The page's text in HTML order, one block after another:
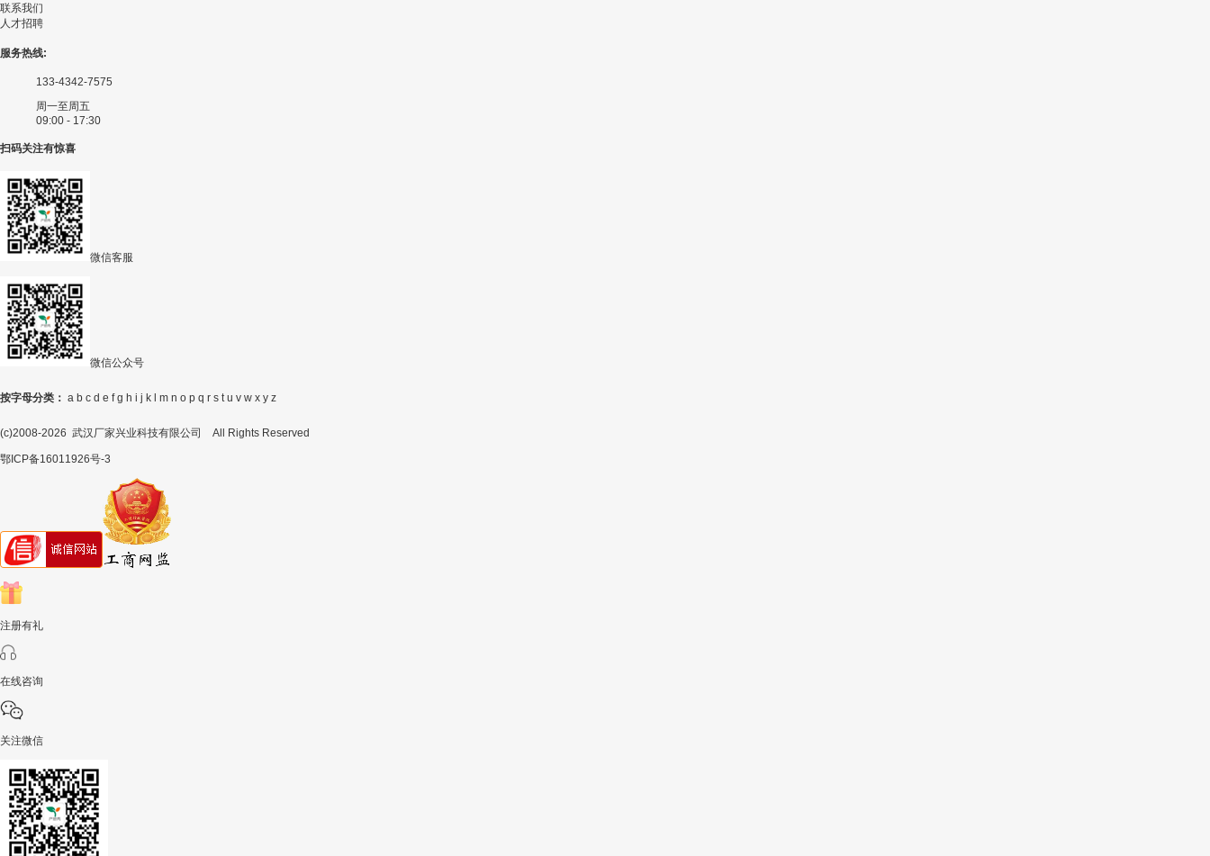
联系我们
人才招聘
服务热线:
133-4342-7575
周一至周五
09:00 - 17:30
扫码关注有惊喜
微信客服
微信公众号
按字母分类： a b c d e f g h i j k l m n o p q r s t u v w x y z
(c)2008-2026 武汉厂家兴业科技有限公司 All Rights Reserved
鄂ICP备16011926号-3
注册有礼
在线咨询
关注微信